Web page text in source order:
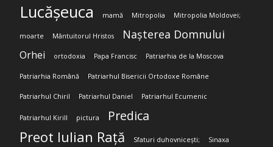
Lucășeuca mamă Mitropolia Mitropolia Moldovei;
moarte Mântuitorul Hristos Nașterea Domnului
Orhei ortodoxia Papa Francisc Patriarhia de la Moscova
Patriarhia Română Patriarhul Bisericii Ortodoxe Române
Patriarhul Chiril Patriarhul Daniel Patriarhul Ecumenic
Patriarhul Kirill pictura Predica
Preot Iulian Rață Sfaturi duhovnicești; Sinaxa